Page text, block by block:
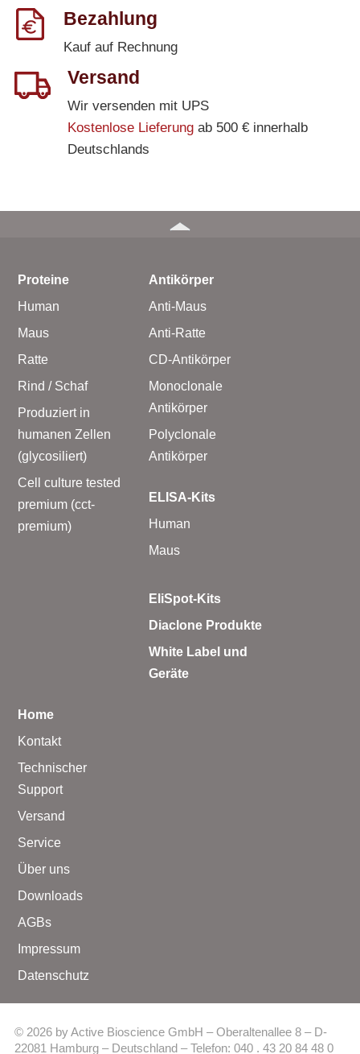
Bezahlung
Kauf auf Rechnung
Versand
Wir versenden mit UPS
Kostenlose Lieferungab 500 € innerhalb
Deutschlands
Proteine
Human
Maus
Ratte
Rind / Schaf
Produziert in
humanen Zellen
(glycosiliert)
Cell culture tested
premium (cct-
premium)
Antikörper
Anti-Maus
Anti-Ratte
CD-Antikörper
Monoclonale
Antikörper
Polyclonale
Antikörper
ELISA-Kits
Human
Maus
EliSpot-Kits
Diaclone Produkte
White Label und
Geräte
Home
Kontakt
Technischer
Support
Versand
Service
Über uns
Downloads
AGBs
Impressum
Datenschutz
© 2026 by Active Bioscience GmbH – Oberaltenallee 8 – D-
22081 Hamburg – Deutschland – Telefon: 040 . 43 20 84 48 0